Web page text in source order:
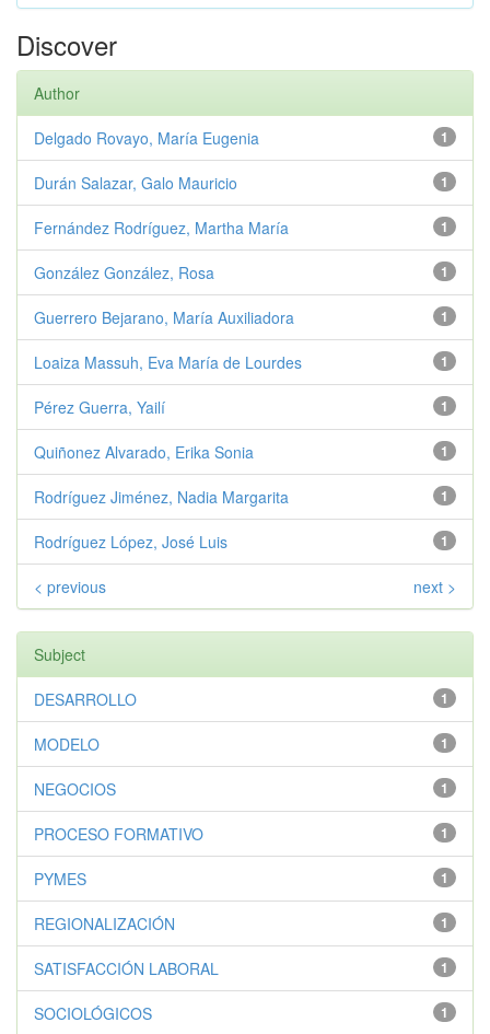
Discover
Author
1
Delgado Rovayo, María Eugenia
1
Durán Salazar, Galo Mauricio
1
Fernández Rodríguez, Martha María
1
González González, Rosa
1
Guerrero Bejarano, María Auxiliadora
1
Loaiza Massuh, Eva María de Lourdes
1
Pérez Guerra, Yailí
1
Quiñonez Alvarado, Erika Sonia
1
Rodríguez Jiménez, Nadia Margarita
1
Rodríguez López, José Luis
< previous next >
Subject
1
DESARROLLO
1
MODELO
1
NEGOCIOS
1
PROCESO FORMATIVO
1
PYMES
1
REGIONALIZACIÓN
1
SATISFACCIÓN LABORAL
1
SOCIOLÓGICOS